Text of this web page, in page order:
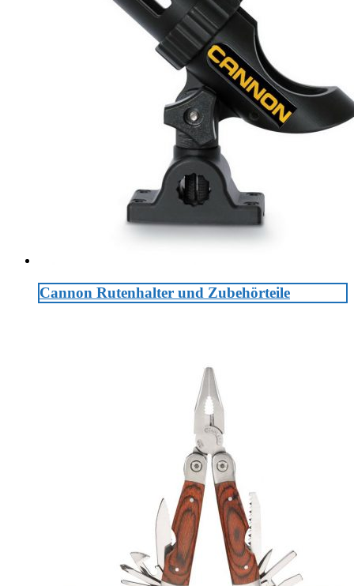
Cannon Rutenhalter und Zubehörteile